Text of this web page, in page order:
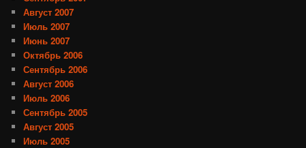
Август 2007
Июль 2007
Июнь 2007
Октябрь 2006
Сентябрь 2006
Август 2006
Июль 2006
Сентябрь 2005
Август 2005
Июль 2005